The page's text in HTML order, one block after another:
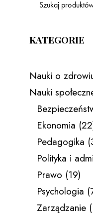
KATEGORIE
Nauki o
Nauki
Ekonomia
Pedagogika
Polityka i
Prawo (19)
Psychologia
Zarządzanie